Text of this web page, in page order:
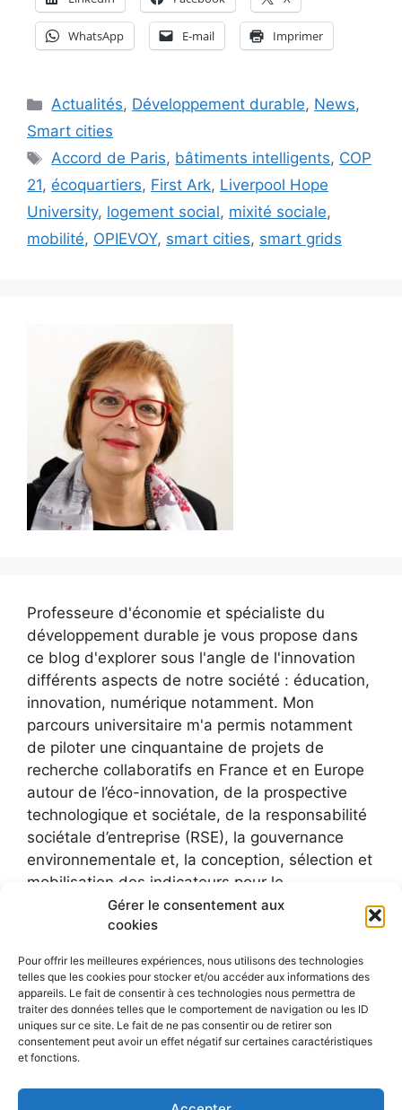
Gérer le consentement aux
cookies
Pour offrir les meilleures expériences, nous utilisons des technologies
telles que les cookies pour stocker et/ou accéder aux informations des
appareils. Le fait de consentir à ces technologies nous permettra de
traiter des données telles que le comportement de navigation ou les ID
uniques sur ce site. Le fait de ne pas consentir ou de retirer son
consentement peut avoir un effet négatif sur certaines caractéristiques
et fonctions.
WhatsApp E-mail Imprimer
Catégories
Actualités, Développement durable, News,
Smart cities
Étiquettes
Accord de Paris, bâtiments intelligents, COP
21, écoquartiers, First Ark, Liverpool Hope
University, logement social, mixité sociale,
mobilité, OPIEVOY, smart cities, smart grids
Professeure d'économie et spécialiste du
développement durable je vous propose dans
ce blog d'explorer sous l'angle de l'innovation
différents aspects de notre société : éducation,
innovation, numérique notamment. Mon
parcours universitaire m'a permis notamment
de piloter une cinquantaine de projets de
recherche collaboratifs en France et en Europe
autour de l’éco-innovation, de la prospective
technologique et sociétale, de la responsabilité
sociétale d’entreprise (RSE), la gouvernance
environnementale et, la conception, sélection et
mobilisation des indicateurs pour le
développement durable.